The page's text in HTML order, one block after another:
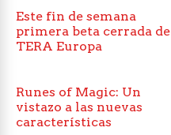
Este fin de semana
primera beta cerrada de
TERA Europa
Runes of Magic: Un
vistazo a las nuevas
características